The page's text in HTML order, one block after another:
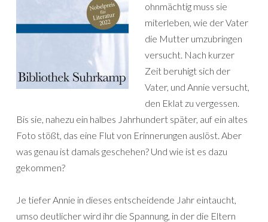
ohnmächtig muss sie
miterleben, wie der Vater
die Mutter umzubringen
versucht. Nach kurzer
Zeit beruhigt sich der
Vater, und Annie versucht,
den Eklat zu vergessen.
Bis sie, nahezu ein halbes Jahrhundert später, auf ein altes
Foto stößt, das eine Flut von Erinnerungen auslöst. Aber
was genau ist damals geschehen? Und wie ist es dazu
gekommen?
Je tiefer Annie in dieses entscheidende Jahr eintaucht,
umso deutlicher wird ihr die Spannung, in der die Eltern